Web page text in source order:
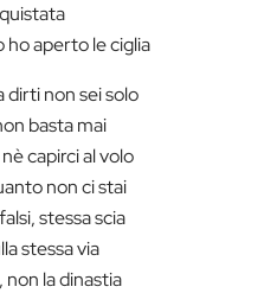
ho aperto le ciglia
dirti non sei solo
basta mai
capirci al volo
non ci stai
stessa scia
stessa via
non la dinastia